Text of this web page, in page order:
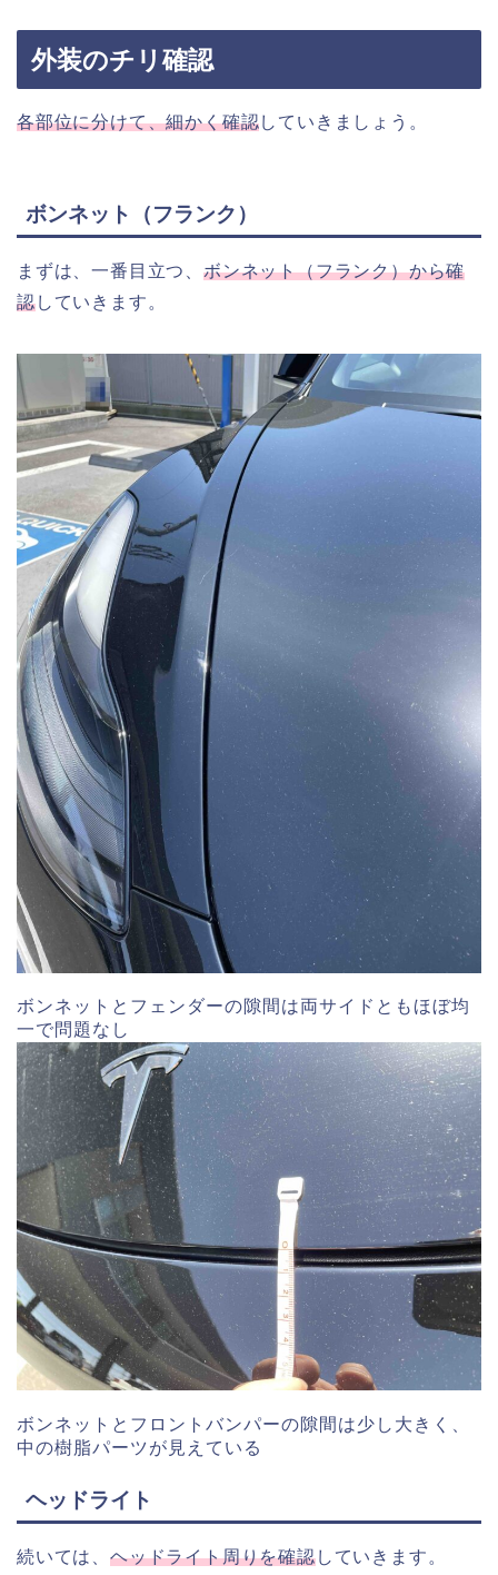
外装のチリ確認
各部位に分けて、細かく確認していきましょう。
ボンネット（フランク）
まずは、一番目立つ、 ボンネット（フランク）から確
認していきます。
ボンネットとフェンダーの隙間は両サイドともほぼ均
一で問題なし
ボンネットとフロントバンパーの隙間は少し大きく、
中の樹脂パーツが見えている
ヘッドライト
続いては、 ヘッドライト周りを確認していきます。